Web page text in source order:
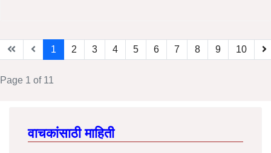
1 2 3 4 5 6 7 8 9 10
Page 1 of 11
वाचकांसाठी माहिती